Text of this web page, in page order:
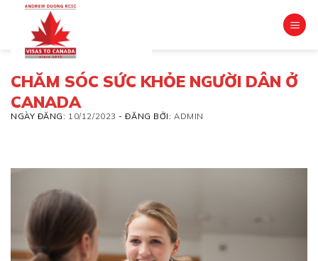
content
CHĂM SÓC SỨC KHỎE NGƯỜI DÂN Ở
CANADA
NGÀY ĐĂNG: 10/12/2023 -ĐĂNG BỞI:ADMIN